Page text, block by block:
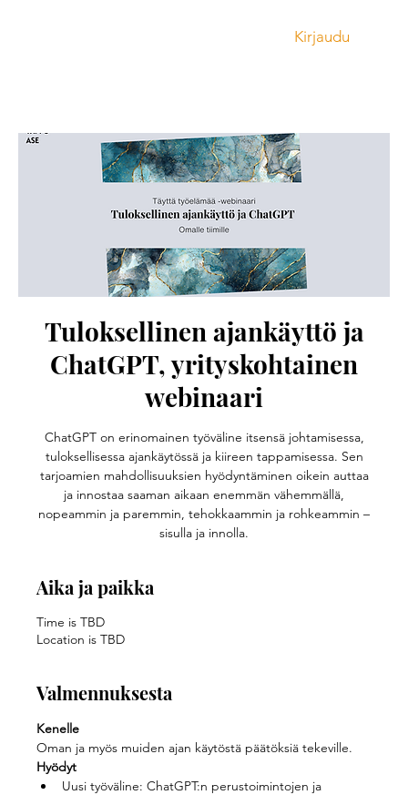
Kirjaudu
Tuloksellinen ajankäyttö ja
ChatGPT, yrityskohtainen
webinaari
ChatGPT on erinomainen työväline itsensä johtamisessa,
tuloksellisessa ajankäytössä ja kiireen tappamisessa. Sen
tarjoamien mahdollisuuksien hyödyntäminen oikein auttaa
ja innostaa saaman aikaan enemmän vähemmällä,
nopeammin ja paremmin, tehokkaammin ja rohkeammin –
sisulla ja innolla.
Aika ja paikka
Time is TBD
Location is TBD
Valmennuksesta
Kenelle
Oman ja myös muiden ajan käytöstä päätöksiä tekeville.
Hyödyt
Uusi työväline: ChatGPT:n perustoimintojen ja